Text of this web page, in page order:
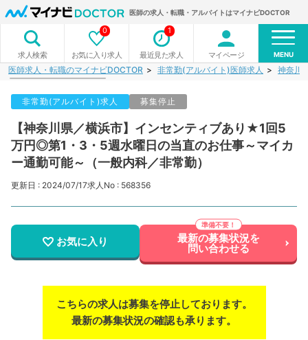
医師の求人・転職・アルバイトはマイナビDOCTOR
求人検索 お気に入り求人
0
最近見た求人
1
マイページ MENU
医師求人・転職のマイナビDOCTOR 非常勤(アルバイト)医師求人 神奈川
非常勤(アルバイト)求人 募集停止
【神奈川県／横浜市】インセンティブあり★1回5
万円◎第1・3・5週水曜日の当直のお仕事～マイカ
ー通勤可能～（一般内科／非常勤）
更新日 : 2024/07/17求人No : 568356
お気に入り 最新の募集状況を
問い合わせる
こちらの求人は募集を停止しております。
最新の募集状況の確認も承ります。